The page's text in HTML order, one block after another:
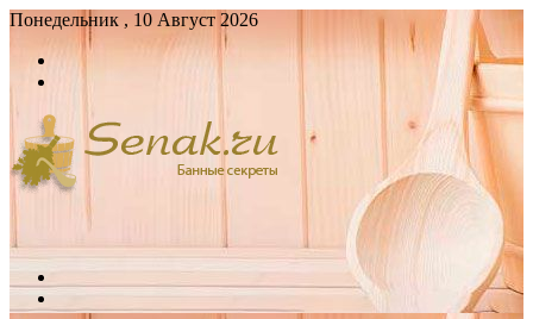
Понедельник , 10 Август 2026
Войти